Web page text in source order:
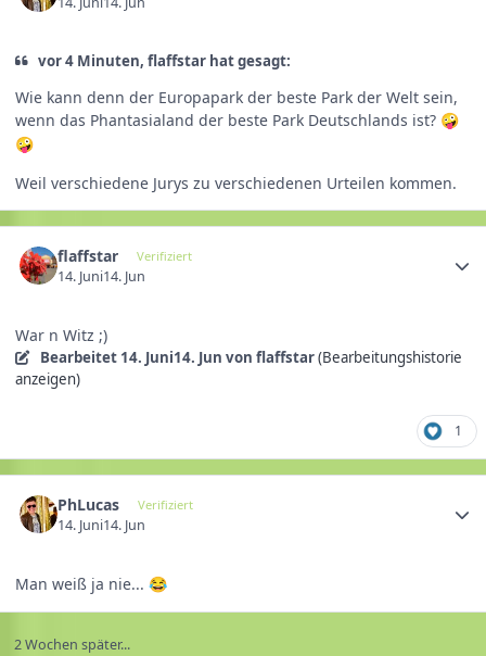
vor 4 Minuten, flaffstar hat gesagt:
Wie kann denn der Europapark der beste Park der Welt sein,
wenn das Phantasialand der beste Park Deutschlands ist? 🤪
🤪
Weil verschiedene Jurys zu verschiedenen Urteilen kommen.
flaffstar Verifiziert
14. Juni14. Jun
War n Witz ;)
Bearbeitet 14. Juni14. Jun von flaffstar(Bearbeitungshistorie
anzeigen)
1
PhLucas Verifiziert
14. Juni14. Jun
Man weiß ja nie... 😂
2 Wochen später...